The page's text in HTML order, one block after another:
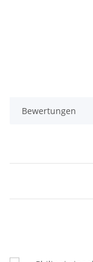
Bewertungen